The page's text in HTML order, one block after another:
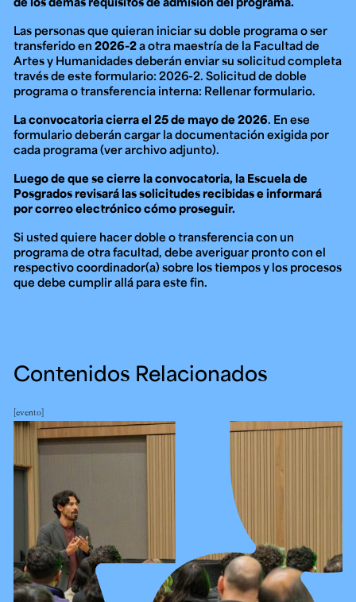
Las personas que quieran iniciar su doble programa o ser
transferido en 2026-2a otra maestría de la Facultad de
Artes y Humanidades deberán enviar su solicitud completa
través de este formulario: 2026-2. Solicitud de doble
programa o transferencia interna: Rellenar formulario.
La convocatoria cierra el 25 de mayo de 2026. En ese
formulario deberán cargar la documentación exigida por
cada programa (ver archivo adjunto).
Luego de que se cierre la convocatoria, la Escuela de
Posgrados revisará las solicitudes recibidas e informará
por correo electrónico cómo proseguir.
Si usted quiere hacer doble o transferencia con un
programa de otra facultad, debe averiguar pronto con el
respectivo coordinador(a) sobre los tiempos y los procesos
que debe cumplir allá para este fin.
Contenidos Relacionados
evento